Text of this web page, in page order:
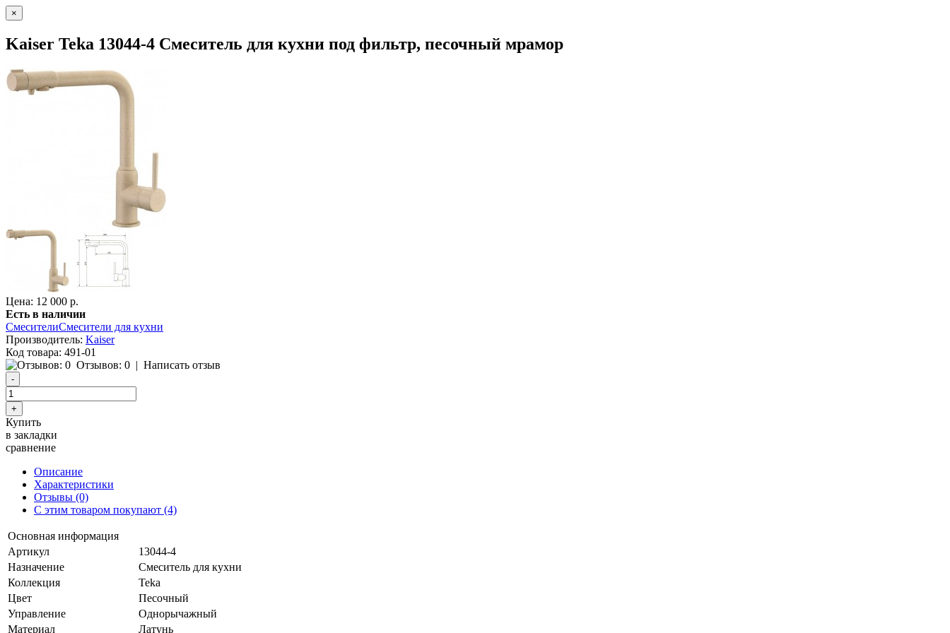
×
Kaiser Teka 13044-4 Смеситель для кухни под фильтр, песочный мрамор
Цена: 12 000 р.
Есть в наличии
СмесителиСмесители для кухни
Производитель: Kaiser
Код товара: 491-01
Отзывов: 0 | Написать отзыв
Купить
в закладки
сравнение
Описание
Характеристики
Отзывы (0)
С этим товаром покупают (4)
Основная информация
Артикул
13044-4
Назначение
Смеситель для кухни
Коллекция
Teka
Цвет
Песочный
Управление
Однорычажный
Материал
Латунь